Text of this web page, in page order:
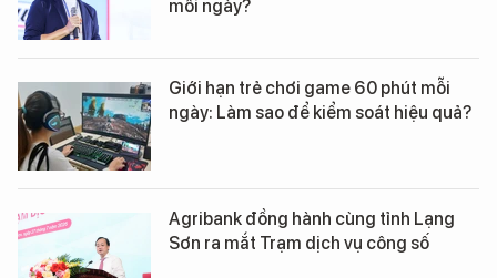
mỗi ngày?
Giới hạn trẻ chơi game 60 phút mỗi
ngày: Làm sao để kiểm soát hiệu quả?
Agribank đồng hành cùng tỉnh Lạng
Sơn ra mắt Trạm dịch vụ công số